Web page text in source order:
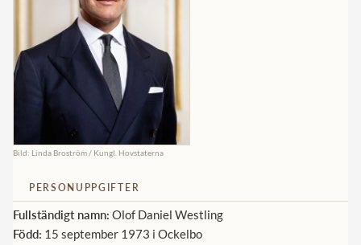
Spanska kungahuset
Nederländska kungahuset
Belgiska kungahuset
Jordanska kungahuset
Thailändska kungahuset
Bild: Linda Broström / Kungl. Hovstaterna
PERSONUPPGIFTER
Fullständigt namn: Olof Daniel Westling
Född: 15 september 1973 i Ockelbo